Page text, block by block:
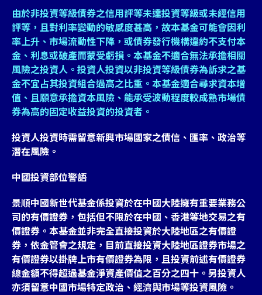
由於非投資等級債券之信用評等未達投資等級或未經信用
評等，且對利率變動的敏感度甚高，故本基金可能會因利
率上升、市場流動性下降，或債券發行機構違約不支付本
金、利息或破產而蒙受虧損。本基金不適合無法承擔相關
風險之投資人。投資人投資以非投資等級債券為訴求之基
金不宜占其投資組合過高之比重。本基金適合尋求資本增
值、且願意承擔資本風險、能承受波動程度較成熟市場債
券為高的固定收益投資的投資者。
投資人投資時需留意新興市場國家之債信、匯率、政治等
潛在風險。
中國投資部位警語
景順中國新世代基金係投資於在中國大陸擁有重要業務公
司的有價證券，包括但不限於在中國、香港等地交易之有
價證券。本基金並非完全直接投資於大陸地區之有價證
券，依金管會之規定，目前直接投資大陸地區證券市場之
有價證券以掛牌上市有價證券為限，且投資前述有價證券
總金額不得超過基金淨資產價值之百分之四十。另投資人
亦須留意中國市場特定政治、經濟與市場等投資風險。